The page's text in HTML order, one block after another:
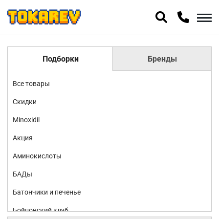
Подборки Бренды
Все товары
Скидки
Minoxidil
Акция
Аминокислоты
БАДы
Батончики и печенье
Бойцовский клуб